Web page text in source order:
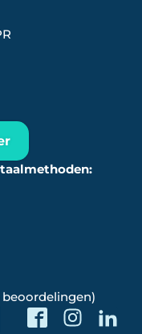
beoordelingen)